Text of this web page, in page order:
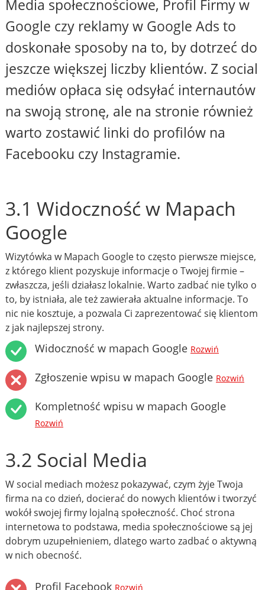
Media społecznościowe, Profil Firmy w
Google czy reklamy w Google Ads to
doskonałe sposoby na to, by dotrzeć do
jeszcze większej liczby klientów. Z social
mediów opłaca się odsyłać internautów
na swoją stronę, ale na stronie również
warto zostawić linki do profilów na
Facebooku czy Instagramie.
3.1 Widoczność w Mapach
Google
Wizytówka w Mapach Google to często pierwsze miejsce,
z którego klient pozyskuje informacje o Twojej firmie –
zwłaszcza, jeśli działasz lokalnie. Warto zadbać nie tylko o
to, by istniała, ale też zawierała aktualne informacje. To
nic nie kosztuje, a pozwala Ci zaprezentować się klientom
z jak najlepszej strony.
Widoczność w mapach Google Rozwiń
Zgłoszenie wpisu w mapach Google Rozwiń
Kompletność wpisu w mapach Google
Rozwiń
3.2 Social Media
W social mediach możesz pokazywać, czym żyje Twoja
firma na co dzień, docierać do nowych klientów i tworzyć
wokół swojej firmy lojalną społeczność. Choć strona
internetowa to podstawa, media społecznościowe są jej
dobrym uzupełnieniem, dlatego warto zadbać o aktywną
w nich obecność.
Profil Facebook